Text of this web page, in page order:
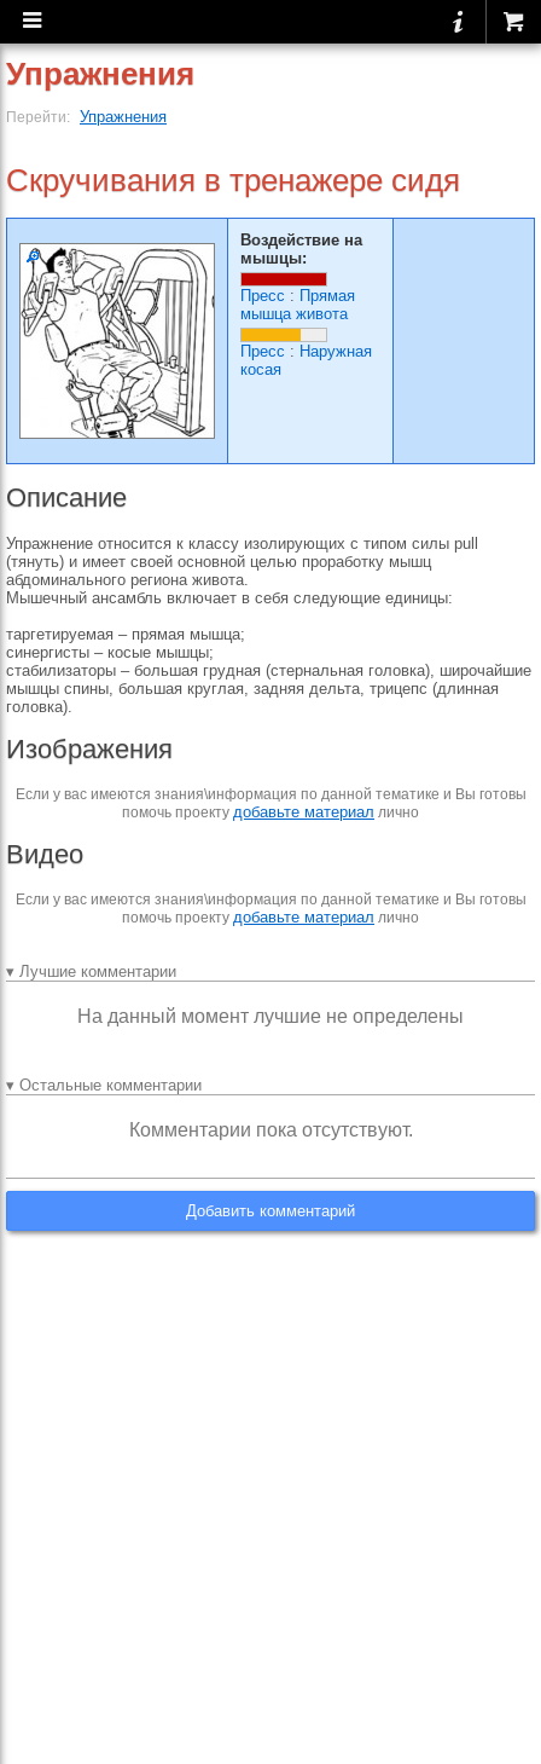
Упражнения
Перейти: Упражнения
Скручивания в тренажере сидя
Воздействие на
мышцы:
Пресс : Прямая
мышца живота
Пресс : Наружная
косая
Описание
Упражнение относится к классу изолирующих с типом силы pull
(тянуть) и имеет своей основной целью проработку мышц
абдоминального региона живота.
Мышечный ансамбль включает в себя следующие единицы:
таргетируемая – прямая мышца;
синергисты – косые мышцы;
стабилизаторы – большая грудная (стернальная головка), широчайшие
мышцы спины, большая круглая, задняя дельта, трицепс (длинная
головка).
Изображения
Если у вас имеются знания\информация по данной тематике и Вы готовы
помочь проекту добавьте материал лично
Видео
Если у вас имеются знания\информация по данной тематике и Вы готовы
помочь проекту добавьте материал лично
▾ Лучшие комментарии
На данный момент лучшие не определены
▾ Остальные комментарии
Комментарии пока отсутствуют.
Добавить комментарий